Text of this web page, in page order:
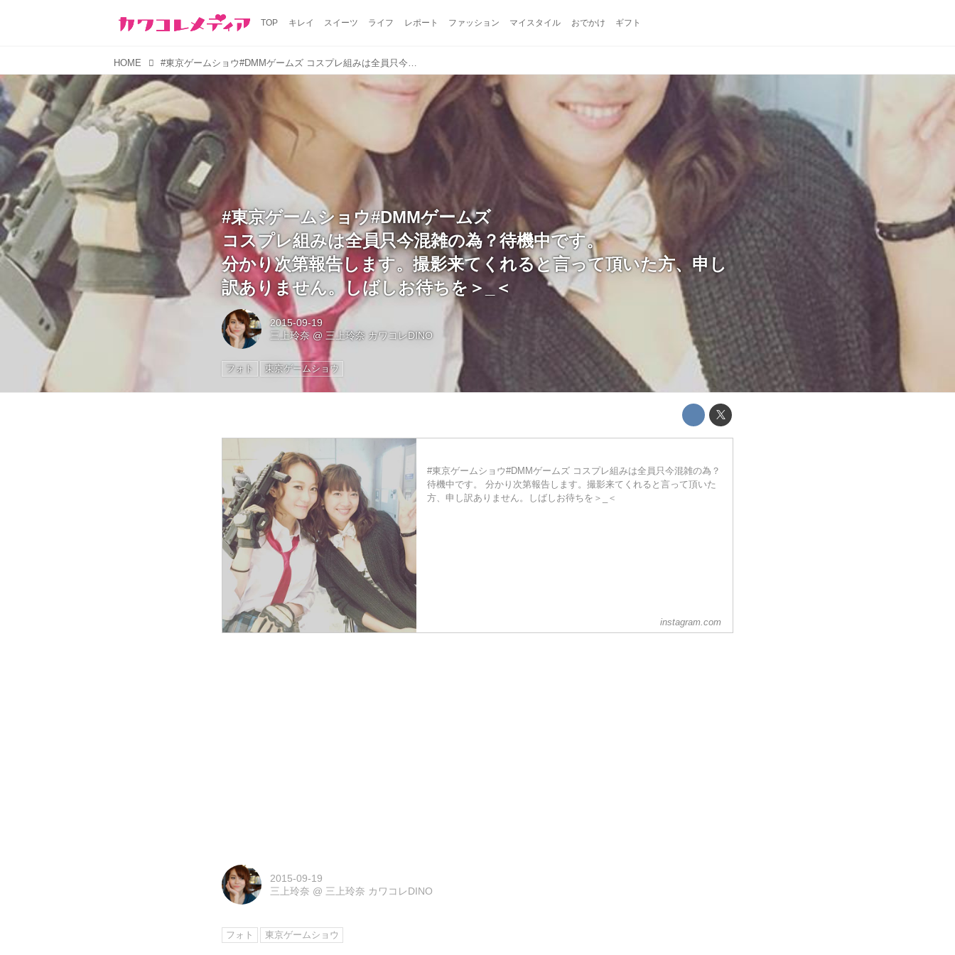
TOP キレイ スイーツ ライフ レポート ファッション マイスタイル おでかけ ギフト
HOME #東京ゲームショウ#DMMゲームズ コスプレ組みは全員只今混雑の為？待機中です。 分かり次第報告します。撮影来てくれると言って頂いた方、申し訳ありません。しばしお待ちを＞_＜
#東京ゲームショウ#DMMゲームズ
コスプレ組みは全員只今混雑の為？待機中です。
分かり次第報告します。撮影来てくれると言って頂いた方、申し
訳ありません。しばしお待ちを＞_＜
2015-09-19
三上玲奈@三上玲奈 カワコレDINO
フォト 東京ゲームショウ
#東京ゲームショウ#DMMゲームズ コスプレ組みは全員只今混雑の為？
待機中です。 分かり次第報告します。撮影来てくれると言って頂いた
方、申し訳ありません。しばしお待ちを＞_＜
instagram.com
2015-09-19
三上玲奈 @ 三上玲奈 カワコレDINO
フォト 東京ゲームショウ